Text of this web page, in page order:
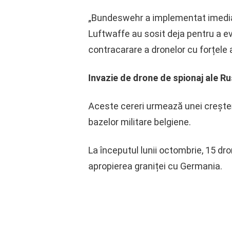
„Bundeswehr a implementat
Luftwaffe au sosit deja pentru a
contracarare a dronelor cu forțele
Invazie de drone de spionaj ale
Aceste cereri urmează unei
bazelor militare belgiene.
La începutul lunii octombrie, 15
apropierea graniței cu Germania.